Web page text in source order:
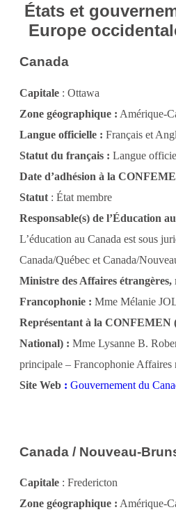
États et
Europe
Canada
Capitale : Ottawa
Zone géographique : Amérique-
Langue officielle : Français et
Statut du français : Langue
Date d’adhésion à la
Statut : État membre
Responsable(s) de l’Éducation
L’éducation au Canada est sous
Canada/Québec et Canada/
Ministre des Affaires étrangères,
Francophonie : Mme Mélanie
Représentant à la CONFEMEN
National) : Mme Lysanne B.
principale – Francophonie Affaires
Site Web : Gouvernement du
Canada / Nouveau-
Capitale : Fredericton
Zone géographique : Amérique-